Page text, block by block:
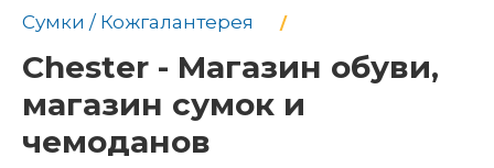
Сумки / Кожгалантерея
Chester - Магазин обуви,
магазин сумок и
чемоданов